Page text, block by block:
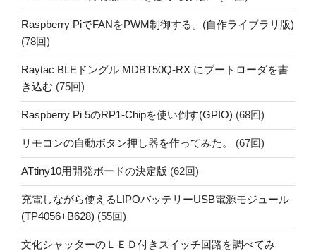
Raspberry PiでFANをPWM制御する。(自作ライブラリ版)
(78回)
Raytac BLEドングル MDBT50Q-RX にブートローダを書
き込む (75回)
Raspberry Pi 5のRP1-Chipを使い倒す(GPIO) (68回)
リモコンの自動ボタン押し器を作ってみた。 (67回)
ATtiny10用開発ボードの決定版 (62回)
充電しながら使えるLIPOバッテリーUSB電源モジュール
(TP4056+B628) (55回)
文化シャッターのＬＥＤ付きスイッチ回路を調べてみ